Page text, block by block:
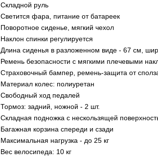
Складной руль
Светится фара, питание от батареек
Поворотное сиденье, мягкий чехол
Наклон спинки регулируется
Длина сиденья в разложенном виде - 67 см,
Ремень безопасности с мягкими плечевыми
Страховочный бампер, ремень-защита от
Материал колес: полиуретан
Свободный ход педалей
Тормоз: задний, ножной - 2 шт.
Складная подножка с нескользящей
Багажная корзина спереди и сзади
Максимальная нагрузка - до 25 кг
Вес велосипеда: 10 кг